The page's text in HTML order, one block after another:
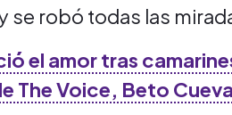
se robó todas las
el amor tras
The Voice, Beto